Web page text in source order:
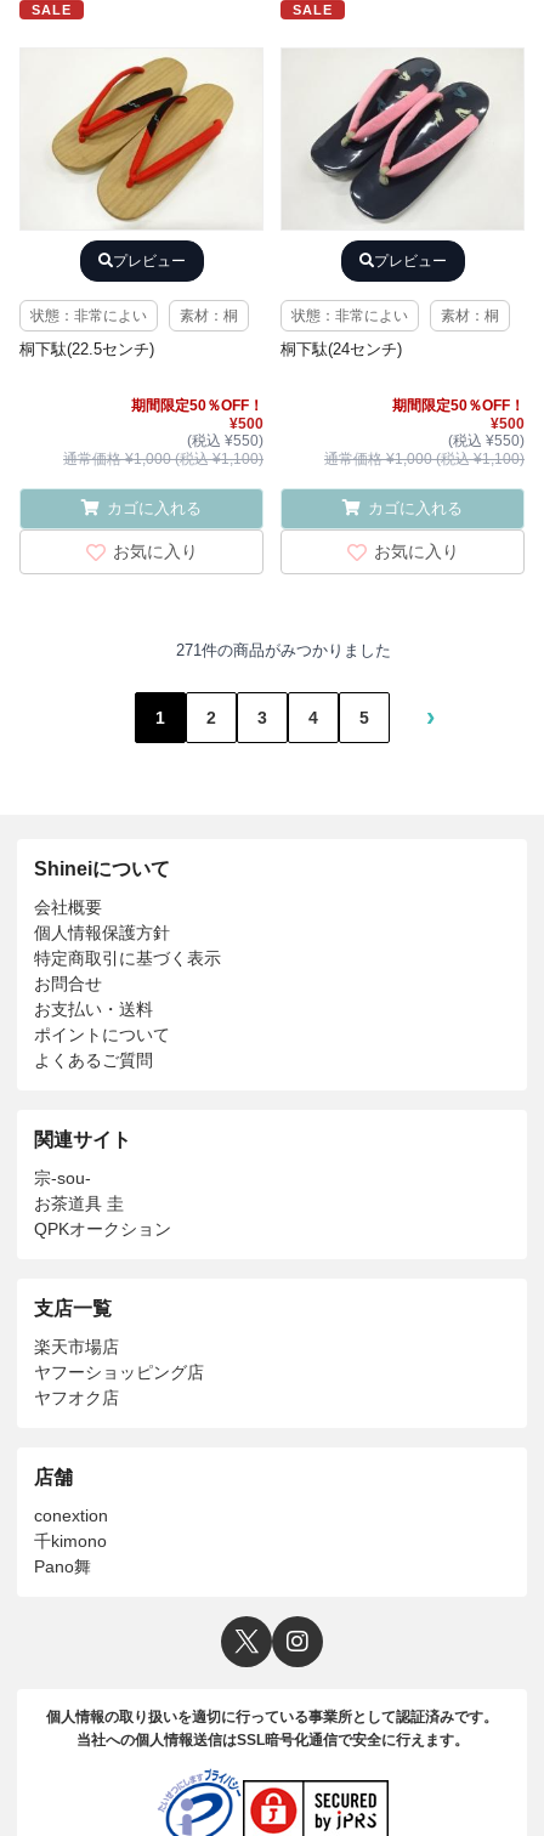
SALE
プレビュー
状態：非常によい 素材：桐
桐下駄(22.5センチ)
期間限定50％OFF！
¥500
(税込 ¥550)
通常価格 ¥1,000 (税込 ¥1,100)
カゴに入れる
お気に入り
SALE
プレビュー
状態：非常によい 素材：桐
桐下駄(24センチ)
期間限定50％OFF！
¥500
(税込 ¥550)
通常価格 ¥1,000 (税込 ¥1,100)
カゴに入れる
お気に入り
271件の商品がみつかりました
1 2 3 4 5 ›
Shineiについて
会社概要
個人情報保護方針
特定商取引に基づく表示
お問合せ
お支払い・送料
ポイントについて
よくあるご質問
関連サイト
宗-sou-
お茶道具 圭
QPKオークション
支店一覧
楽天市場店
ヤフーショッピング店
ヤフオク店
店舗
conextion
千kimono
Pano舞
個人情報の取り扱いを適切に行っている事業所として認証済みです。
当社への個人情報送信はSSL暗号化通信で安全に行えます。